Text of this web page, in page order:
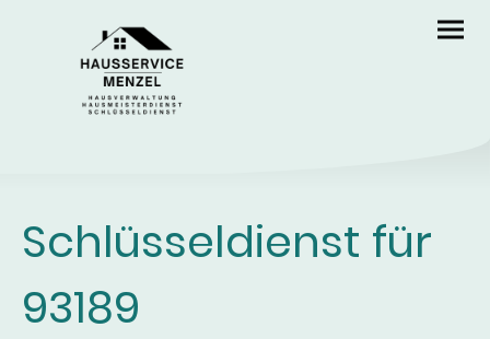
Schlüsseldienst für
93189